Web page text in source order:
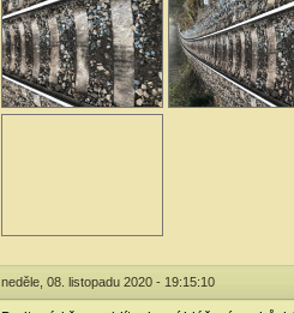
neděle, 08. listopadu 2020 - 19:15:10